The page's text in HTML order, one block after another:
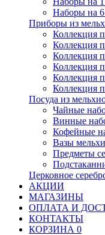
Наборы на 6
Приборы из
Коллекция
Коллекция
Коллекция
Коллекция
Коллекция
Коллекция
Посуда из
Чайные
Винные
Кофейные
Вазы
Предметы
Церковное
АКЦИИ
МАГАЗИНЫ
ОПЛАТА И
КОНТАКТЫ
КОРЗИНА 0